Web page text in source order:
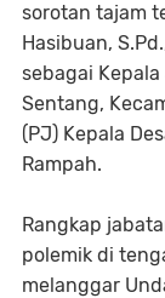
sorotan tajam
Hasibuan,
sebagai Kepala
Sentang,
(PJ) Kepala
Rampah.
Rangkap
polemik di
melanggar